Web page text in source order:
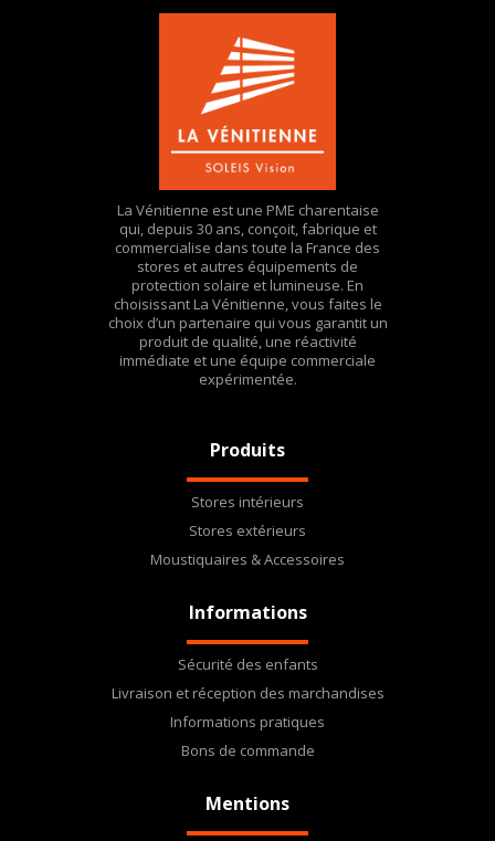
La Vénitienne est une PME charentaise
qui, depuis 30 ans, conçoit, fabrique et
commercialise dans toute la France des
stores et autres équipements de
protection solaire et lumineuse. En
choisissant La Vénitienne, vous faites le
choix d’un partenaire qui vous garantit un
produit de qualité, une réactivité
immédiate et une équipe commerciale
expérimentée.
Produits
Stores intérieurs
Stores extérieurs
Moustiquaires & Accessoires
Informations
Sécurité des enfants
Livraison et réception des marchandises
Informations pratiques
Bons de commande
Mentions